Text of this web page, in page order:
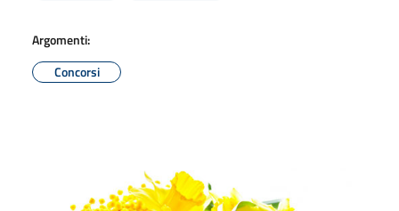
Argomenti:
Concorsi